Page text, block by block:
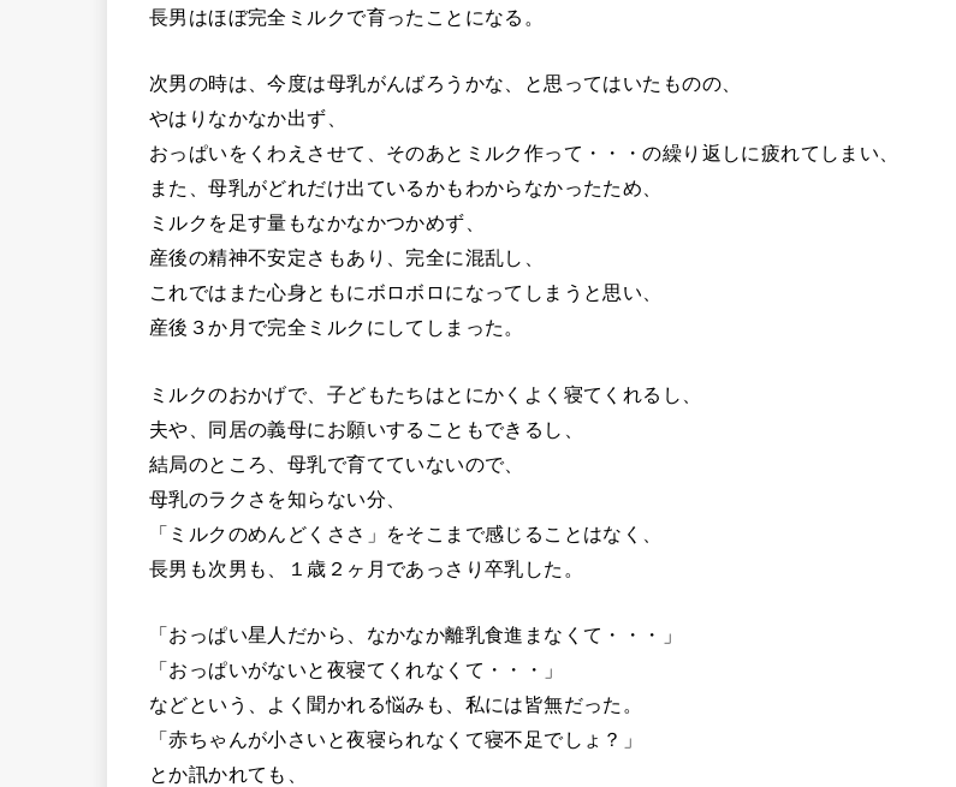
長男はほぼ完全ミルクで育ったことになる。
次男の時は、今度は母乳がんばろうかな、と思ってはいたものの、
やはりなかなか出ず、
おっぱいをくわえさせて、そのあとミルク作って・・・の繰り返しに疲れてしまい、
また、母乳がどれだけ出ているかもわからなかったため、
ミルクを足す量もなかなかつかめず、
産後の精神不安定さもあり、完全に混乱し、
これではまた心身ともにボロボロになってしまうと思い、
産後３か月で完全ミルクにしてしまった。
ミルクのおかげで、子どもたちはとにかくよく寝てくれるし、
夫や、同居の義母にお願いすることもできるし、
結局のところ、母乳で育てていないので、
母乳のラクさを知らない分、
「ミルクのめんどくささ」をそこまで感じることはなく、
長男も次男も、１歳２ヶ月であっさり卒乳した。
「おっぱい星人だから、なかなか離乳食進まなくて・・・」
「おっぱいがないと夜寝てくれなくて・・・」
などという、よく聞かれる悩みも、私には皆無だった。
「赤ちゃんが小さいと夜寝られなくて寝不足でしょ？」
とか訊かれても、